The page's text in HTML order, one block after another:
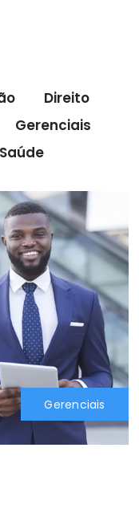
Direito
Gerenciais
Saúde
Gerenciais